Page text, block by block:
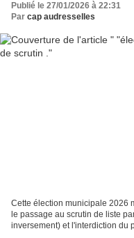
Publié le 27/01/2026 à 22:31
Par cap audresselles
Cette élection municipale 2026
le passage au scrutin de liste
inversement) et l'interdiction du